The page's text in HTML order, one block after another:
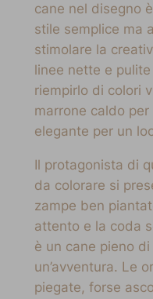
cane nel disegno
stile semplice ma
stimolare la
linee nette e
riempirlo di colori
marrone caldo
elegante per un
Il protagonista di
da colorare si
zampe ben
attento e la coda
è un cane pieno
un’avventura. Le
piegate, forse